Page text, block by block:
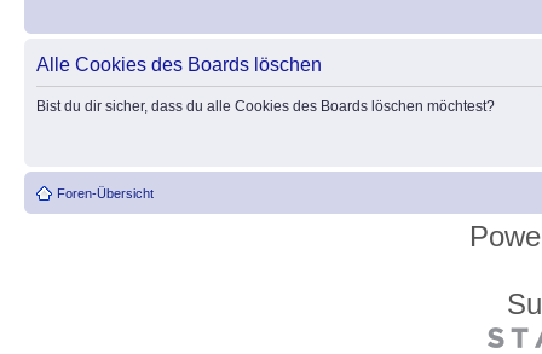
Alle Cookies des Boards löschen
Bist du dir sicher, dass du alle Cookies des Boards löschen möchtest?
Foren-Übersicht